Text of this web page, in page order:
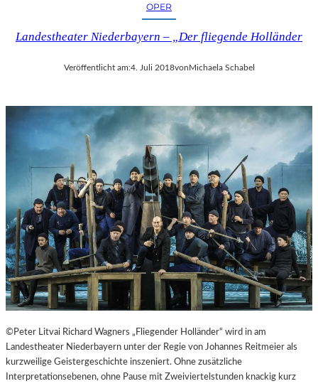
OPER
Landestheater Niederbayern – „Der fliegende Holländer
Veröffentlicht am:4. Juli 2018vonMichaela Schabel
©Peter Litvai Richard Wagners „Fliegender Holländer“ wird in am
Landestheater Niederbayern unter der Regie von Johannes Reitmeier als
kurzweilige Geistergeschichte inszeniert. Ohne zusätzliche
Interpretationsebenen, ohne Pause mit Zweiviertelstunden knackig kurz